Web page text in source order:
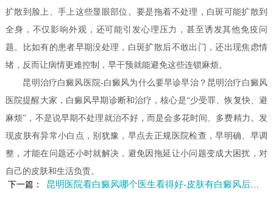
扩散到脸上、手上这些显眼部位。要是拖着不处理，白斑可能扩散到
全身，不仅影响外观，还可能引发心理压力，甚至诱发其他免疫问
题。比如有的患者早期没处理，白斑扩散后不敢出门，还出现焦虑情
绪，反而让病情更难控制，早干预就能避免这些连锁麻烦。
昆明治疗白癜风医院-白癜风为什么要早诊早治？昆明治疗白癜风
医院提醒大家，白癜风早期诊断和治疗，核心是“少受罪、恢复快、避
麻烦”，不是说早期不处理就治不好，而是会多花时间、多费精力。发
现皮肤有异常小白点，别犹豫，早点去正规医院检查，早明确、早调
整，才能在问题还小时就解决，避免因拖延让小问题变成大困扰，对
自己的皮肤和生活负责。
下一篇：
昆明医院看白癜风哪个医生看得好-皮肤有白癜风后该怎么护理